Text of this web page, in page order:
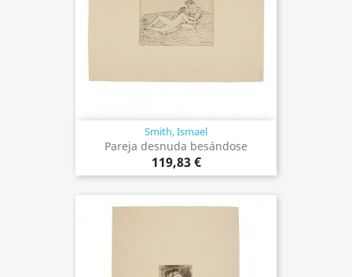
Smith, Ismael
Pareja desnuda besándose
119,83 €